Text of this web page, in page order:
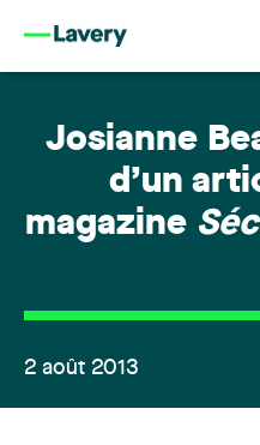
Josianne
d’un
magazine
2 août 2013